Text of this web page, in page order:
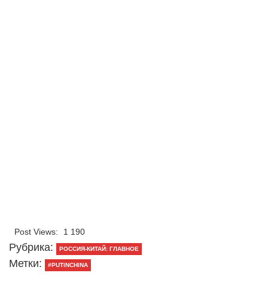
Post Views: 1 190
Рубрика: РОССИЯ-КИТАЙ: ГЛАВНОЕ
Метки: #PUTINCHINA